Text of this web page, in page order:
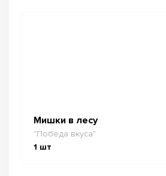
Мишки в лесу
"Победа вкуса"
1 шт